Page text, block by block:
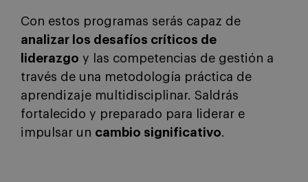
Con estos programas serás capaz de
analizar los desafíos críticos de
liderazgo y las competencias de gestión a
través de una metodología práctica de
aprendizaje multidisciplinar. Saldrás
fortalecido y preparado para liderar e
impulsar un cambio significativo.